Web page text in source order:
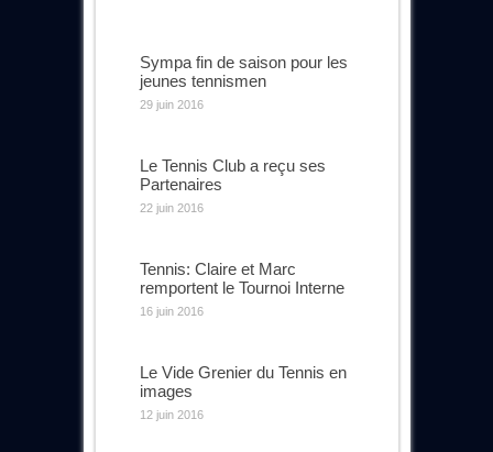
Sympa fin de saison pour les
jeunes tennismen
29 juin 2016
Le Tennis Club a reçu ses
Partenaires
22 juin 2016
Tennis: Claire et Marc
remportent le Tournoi Interne
16 juin 2016
Le Vide Grenier du Tennis en
images
12 juin 2016